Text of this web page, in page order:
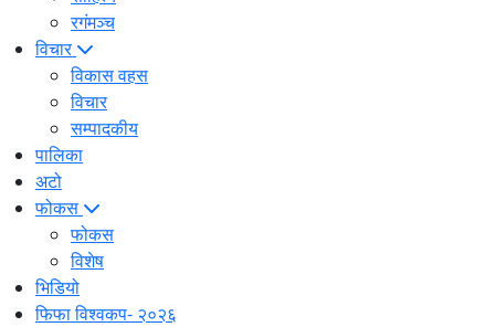
रगंमञ्च
विचार
विकास वहस
विचार
सम्पादकीय
पालिका
अटो
फोकस
फोकस
विशेष
भिडियो
फिफा विश्वकप- २०२६